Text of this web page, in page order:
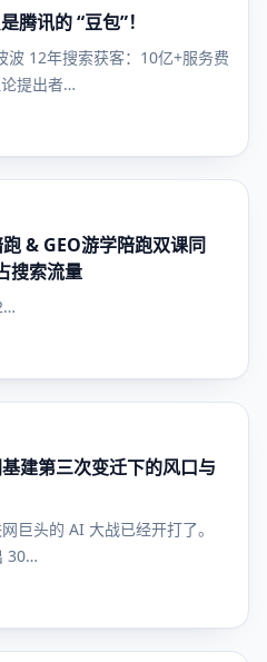
腾讯的 “豆包”！
波 12年搜索获客：10亿+服务费
提出者…
& GEO游学陪跑双课同
搜索流量
建第三次变迁下的风口与
巨头的 AI 大战已经开打了。
30…